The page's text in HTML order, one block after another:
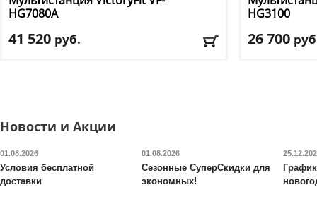
HG7080A
41 520 руб.
HG3100
26 700
Новости и Акции
01.08.2026
Условия бесплатной
доставки
01.08.2026
Сезонные СуперСкидки для
экономных!